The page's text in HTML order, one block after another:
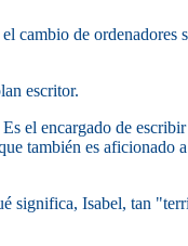
cambio de ordenadores
escritor.
el encargado de
también es aficionado
significa, Isabel, tan